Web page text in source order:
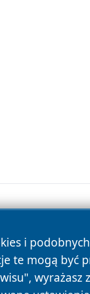
i
te mogą być
wyrażasz